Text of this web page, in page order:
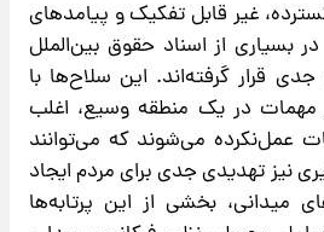
غیر قابل تفکیک و پیامدهای
بسیاری از اسناد حقوق بین‌الملل
قرار گرفته‌اند. این سلاح‌ها با
مهمات در یک منطقه وسیع، اغلب
عمل‌نکرده می‌شوند که می‌توانند
نیز تهدیدی جدی برای مردم ایجاد
میدانی، بخشی از این پرتابه‌ها